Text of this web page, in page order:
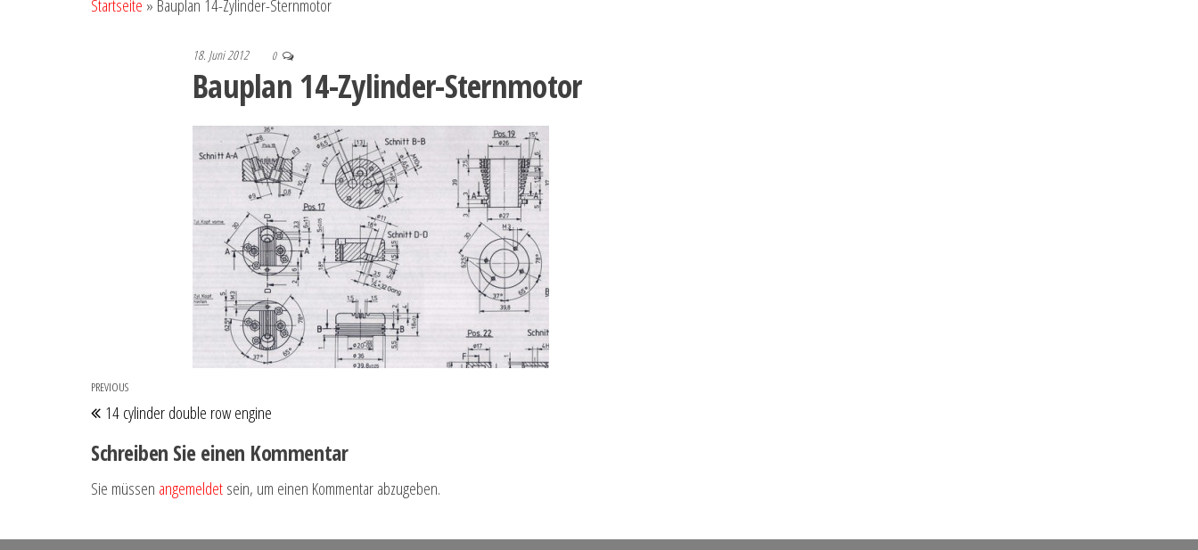
Startseite » Bauplan 14-Zylinder-Sternmotor
18. Juni 2012 0
Bauplan 14-Zylinder-Sternmotor
Beitragsnavigation
Previous
Post
PREVIOUS
14 cylinder double row engine
Schreiben Sie einen Kommentar
Sie müssen angemeldetsein, um einen Kommentar abzugeben.